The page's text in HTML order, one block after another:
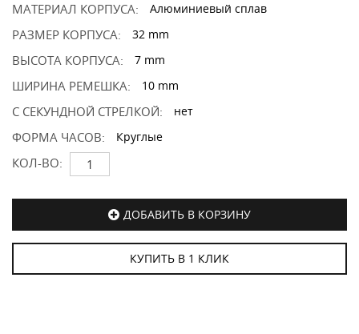
МАТЕРИАЛ КОРПУСА: Алюминиевый сплав
РАЗМЕР КОРПУСА: 32 mm
ВЫСОТА КОРПУСА: 7 mm
ШИРИНА РЕМЕШКА: 10 mm
С СЕКУНДНОЙ СТРЕЛКОЙ: нет
ФОРМА ЧАСОВ: Круглые
КОЛ-ВО:
ДОБАВИТЬ В КОРЗИНУ
КУПИТЬ В 1 КЛИК